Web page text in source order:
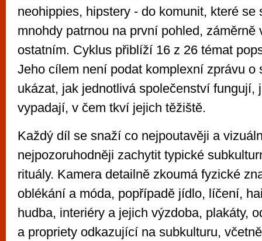
neohippies, hipstery - do komunit, které se
mnohdy patrnou na první pohled, záměrně
ostatním. Cyklus přiblíží 16 z 26 témat
Jeho cílem není podat komplexní zprávu o
ukázat, jak jednotlivá společenství fungují,
vypadají, v čem tkví jejich těžiště.
Každý díl se snaží co nejpoutavěji a
nejpozoruhodněji zachytit typické
rituály. Kamera detailně zkoumá fyzické
oblékání a móda, popřípadě jídlo, líčení,
hudba, interiéry a jejich výzdoba, plakáty,
a propriety odkazující na subkulturu,